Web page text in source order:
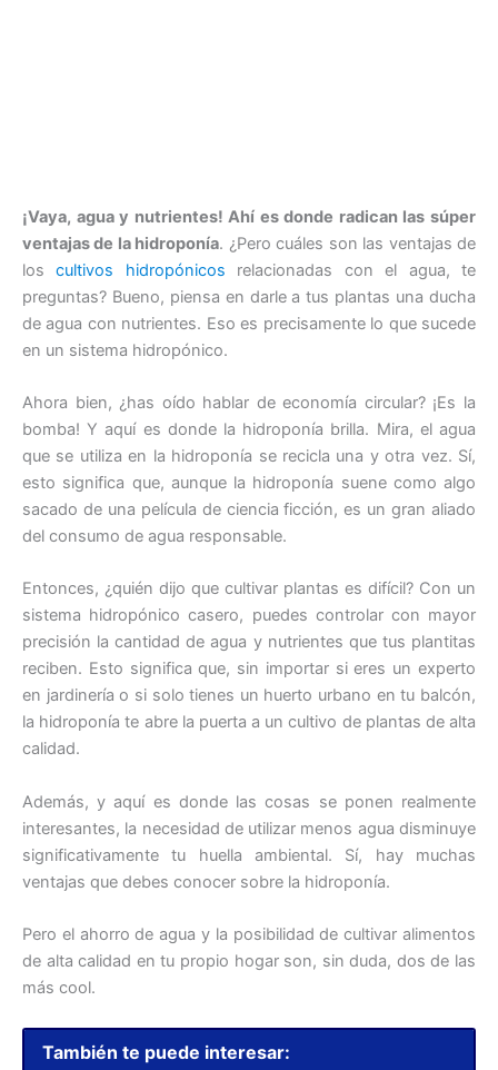
¡Vaya, agua y nutrientes! Ahí es donde radican las súper
ventajas de la hidroponía. ¿Pero cuáles son las ventajas de
loscultivos hidropónicos relacionadas con el agua, te
preguntas? Bueno, piensa en darle a tus plantas una ducha
de agua con nutrientes. Eso es precisamente lo que sucede
en un sistema hidropónico.
Ahora bien, ¿has oído hablar de economía circular? ¡Es la
bomba! Y aquí es donde la hidroponía brilla. Mira, el agua
que se utiliza en la hidroponía se recicla una y otra vez. Sí,
esto significa que, aunque la hidroponía suene como algo
sacado de una película de ciencia ficción, es un gran aliado
del consumo de agua responsable.
Entonces, ¿quién dijo que cultivar plantas es difícil? Con un
sistema hidropónico casero, puedes controlar con mayor
precisión la cantidad de agua y nutrientes que tus plantitas
reciben. Esto significa que, sin importar si eres un experto
en jardinería o si solo tienes un huerto urbano en tu balcón,
la hidroponía te abre la puerta a un cultivo de plantas de alta
calidad.
Además, y aquí es donde las cosas se ponen realmente
interesantes, la necesidad de utilizar menos agua disminuye
significativamente tu huella ambiental. Sí, hay muchas
ventajas que debes conocer sobre la hidroponía.
Pero el ahorro de agua y la posibilidad de cultivar alimentos
de alta calidad en tu propio hogar son, sin duda, dos de las
más cool.
También te puede interesar: